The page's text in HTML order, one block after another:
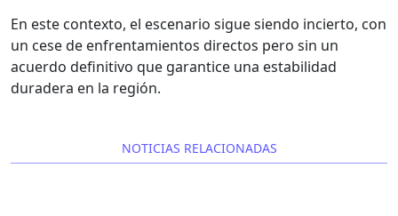
En este contexto, el escenario sigue siendo incierto, con
un cese de enfrentamientos directos pero sin un
acuerdo definitivo que garantice una estabilidad
duradera en la región.
NOTICIAS RELACIONADAS